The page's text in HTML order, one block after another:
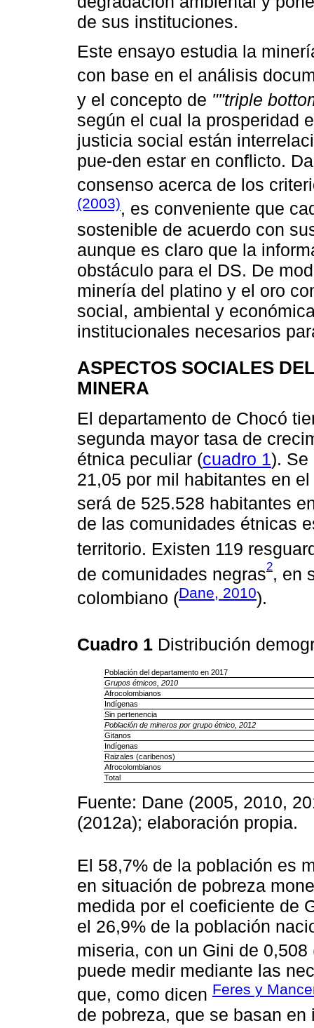
de sus instituciones.
Este ensayo estudia la
con base en el análisis
y el concepto de ""triple
según el cual la prosperidad
justicia social están
pue-den estar en conflicto.
consenso acerca de los
(2003), es conveniente que
sostenible de acuerdo con
aunque es claro que la
obstáculo para el DS. De
minería del platino y el oro
social, ambiental y
institucionales necesarios
ASPECTOS SOCIALES
MINERA
El departamento de Chocó
segunda mayor tasa de
étnica peculiar (cuadro 1). Se
21,05 por mil habitantes en
será de 525.528 habitantes
de las comunidades étnicas
territorio. Existen 119
de comunidades negras2, en
colombiano (Dane, 2010).
Cuadro 1 Distribución
Población del departamento en 2017
Grupos étnicos, 2010
Afrocolombianos
Indígenas
Sin pertenencia
Población de mineros por grupo étnico, 2012
Gitanos
Indígenas
Raizales (caribenos)
Afrocolombianos
Total
Fuente: Dane (2005, 2010,
(2012a); elaboración propia.
El 58,7% de la población es
en situación de pobreza
medida por el coeficiente de
el 26,9% de la población
miseria, con un Gini de 0,508
puede medir mediante las
que, como dicen Feres y
de pobreza, que se basan